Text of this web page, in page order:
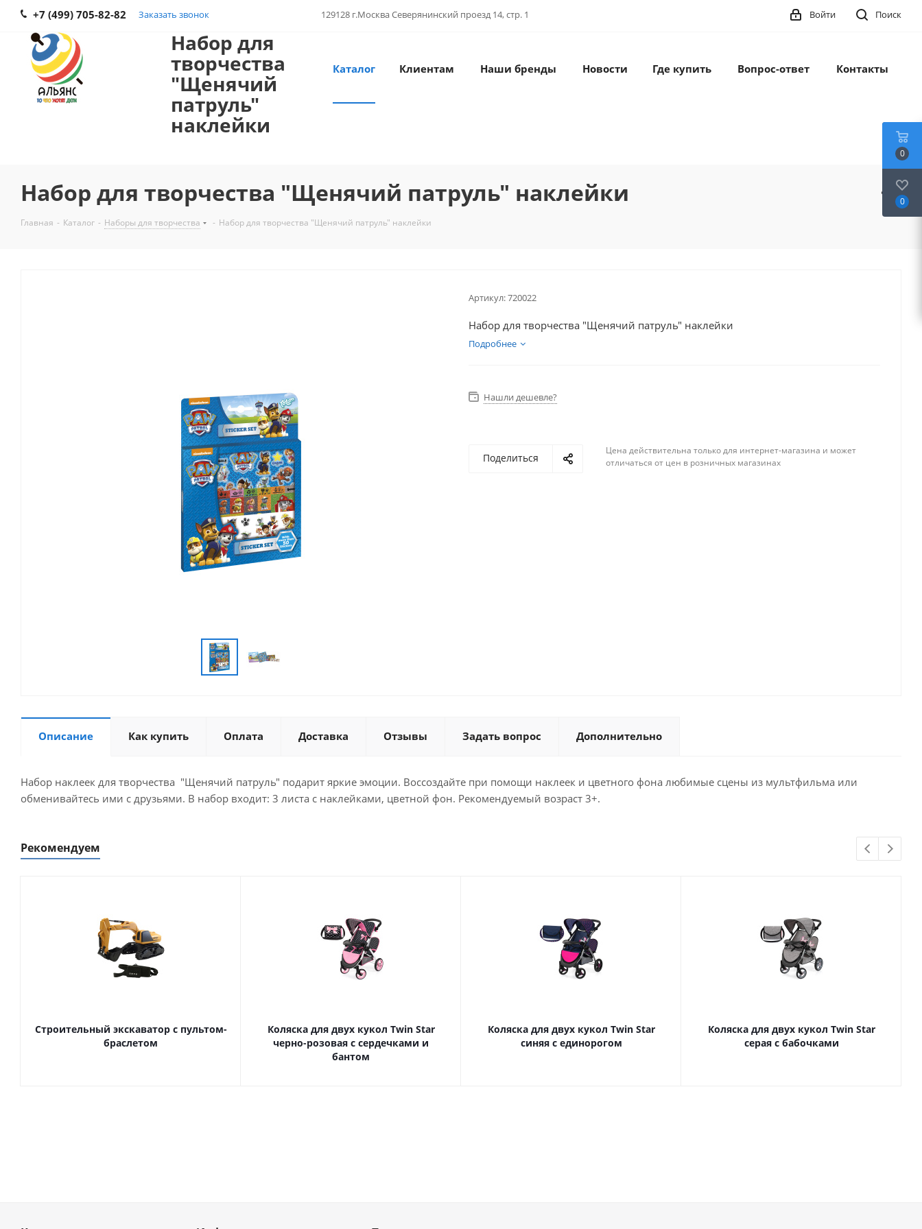
+7 (499) 705-82-82 Заказать звонок 129128 г.Москва Северянинский проезд 14, стр. 1 Поиск
Войти
Набор для
творчества
"Щенячий
патруль"
наклейки
Каталог Клиентам Наши бренды Новости Где купить Вопрос-ответ Контакты
Набор для творчества "Щенячий патруль" наклейки
Главная - Каталог - Наборы для творчества - Набор для творчества "Щенячий патруль" наклейки
Артикул:720022
Набор для творчества "Щенячий патруль" наклейки
Подробнее
Нашли дешевле?
Поделиться
Цена действительна только для интернет-магазина и может
отличаться от цен в розничных магазинах
Описание Как купить Оплата Доставка Отзывы Задать вопрос Дополнительно
Набор наклеек для творчества "Щенячий патруль" подарит яркие эмоции. Воссоздайте при помощи наклеек и цветного фона любимые сцены из мультфильма или
обменивайтесь ими с друзьями. В набор входит: 3 листа с наклейками, цветной фон. Рекомендуемый возраст 3+.
Рекомендуем
Строительный экскаватор с пультом-
браслетом
Коляска для двух кукол Twin Star
черно-розовая с сердечками и
бантом
Коляска для двух кукол Twin Star
синяя с единорогом
Коляска для двух кукол Twin Star
серая с бабочками
0
0